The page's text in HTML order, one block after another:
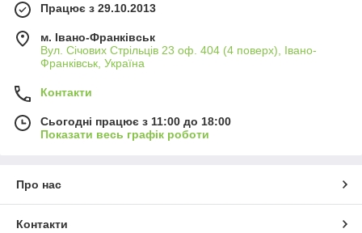
Працює з 29.10.2013
м. Івано-Франківськ
Вул. Січових Стрільців 23 оф. 404 (4 поверх), Івано-
Франківськ, Україна
Контакти
Сьогодні працює з 11:00 до 18:00
Показати весь графік роботи
Про нас
Контакти